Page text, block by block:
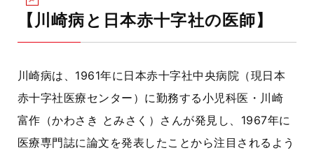
【川崎病と日本赤十字社の医師】
川崎病は、1961年に日本赤十字社中央病院（現日本
赤十字社医療センター）に勤務する小児科医・川崎
富作（かわさき とみさく）さんが発見し、1967年に
医療専門誌に論文を発表したことから注目されるよう